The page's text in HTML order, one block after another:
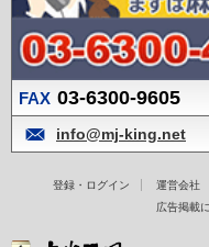
FAX 03-6300-9605
info@mj-king.net
登録・ログイン 運営会社
広告掲載